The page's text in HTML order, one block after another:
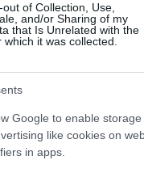
of Collection, Use,
and/or Sharing of my
that Is Unrelated with the
it was collected.
Google to enable storage
like cookies on
in apps.
ezen nézetet
részéről
akik látszólag a
végeznek
gyakorló tréingeket
és félelemben
elméjű